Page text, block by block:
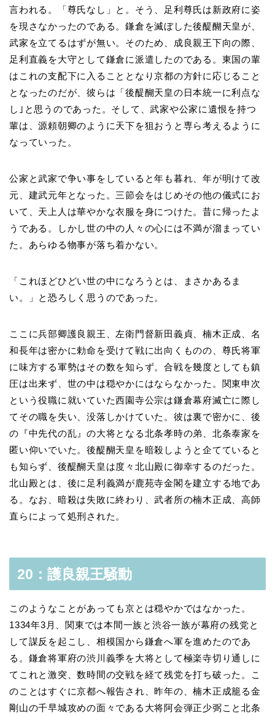
言われる。「尊氏なし」と。そう、足利尊氏は新政府に姿
を現さなかったのである。鎌倉を滅ぼした後醍醐天皇が、
武家を立てるはずが無い。そのため、成良親王下向の際、
足利直義を大守として鎌倉に派遣したのである。東国の輩
はこれの支配下に入ることとなり京都の方針に応じること
となったのだが、彼らは「後醍醐天皇の日本統一に利点な
し｣と思うのであった。そして、武家や公家に遺恨を持つ
輩は、源頼朝卿のように天下を狙おうと専ら考えるように
なっていった。
公家と武家で争い事をしていると年も暮れ、年が明けて改
元、建武元年となった。三節会をはじめその他の儀式にお
いて、天上人は華やかな衣服を身につけた。昔に帰ったよ
うである。しかし世の中の人々の心には不満が溜まってい
た。あらゆる物事が落ち着かない。
「これほどひどい世の中になろうとは、まさかあるま
い。」と恐ろしく思うのであった。
ここに兵部卿護良親王、左衛門督新田義貞、楠木正成、名
和長年は密かに勅命を受けて戦に出向くものの、尊氏将軍
に味方する軍勢はその数を知らず。合戦を幾度としても鎮
圧は出来ず、世の中は穏やかにはならなかった。関東申次
という役職に就いていた西園寺公宗は鎌倉幕府滅亡に際し
てその職を失い、没落しかけていた。彼は裏で密かに、後
の『中先代の乱』の大将となる北条孝時の弟、北条泰家を
匿い仰いでいた。後醍醐天皇を暗殺しようと企てていると
も知らず、後醍醐天皇は度々北山殿に御幸するのだった。
北山殿とは、後に足利義満が鹿苑寺金閣を建立する地であ
る。なお、暗殺は失敗に終わり、武者所の楠木正成、高師
直らによって処刑された。
20：護良親王騒動
このようなことがあっても京とは穏やかではなかった。
1334年3月、関東では本間一族と渋谷一族が幕府の残党と
して謀反を起こし、相模国から鎌倉へ軍を進めたのであ
る。鎌倉将軍府の渋川義季を大将として極楽寺切り通しに
てこれと激突、数時間の交戦を経て残党を打ち破った。こ
のことはすぐに京都へ報告され、昨年の、楠木正成籠る金
剛山の千早城攻めの面々である大将阿会弾正少弼こと北条